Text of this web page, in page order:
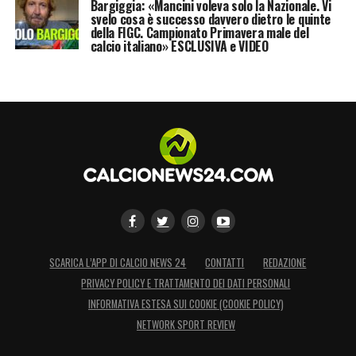
Bargiggia: «Mancini voleva solo la Nazionale. Vi
svelo cosa è successo davvero dietro le quinte
della FIGC. Campionato Primavera male del
calcio italiano» ESCLUSIVA e VIDEO
SCARICA L’APP DI CALCIO NEWS 24 CONTATTI
REDAZIONE
PRIVACY POLICY E TRATTAMENTO DEI DATI PERSONALI
INFORMATIVA ESTESA SUI COOKIE (COOKIE POLICY)
NETWORK SPORT REVIEW